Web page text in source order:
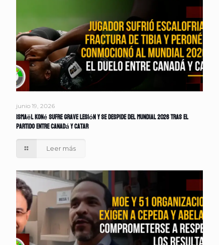
junio 19, 2026
Ismaël Koné sufre grave lesión y se despide del Mundial 2026 tras el
partido entre Canadá y Catar
Leer más